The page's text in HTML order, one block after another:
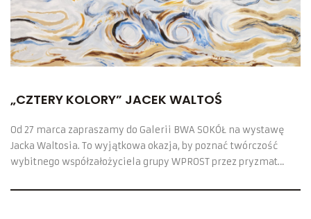
„CZTERY KOLORY” JACEK WALTOŚ
Od 27 marca zapraszamy do Galerii BWA SOKÓŁ na wystawę
Jacka Waltosia. To wyjątkowa okazja, by poznać twórczość
wybitnego współzałożyciela grupy WPROST przez pryzmat
czterech żywiołów, będącej próbą uchwycenia „prazasady”